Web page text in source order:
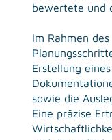
bewertete und
Im Rahmen
Erstellung
sowie die
Eine präzise